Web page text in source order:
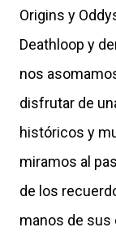
Origins y
Deathloop y
nos
disfrutar de
históricos y
miramos al
de los
manos de sus